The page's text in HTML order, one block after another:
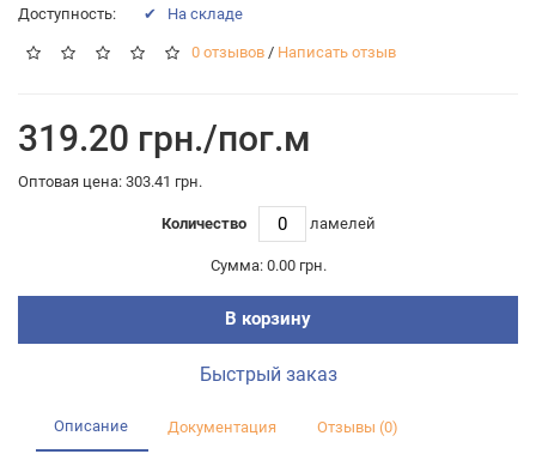
Доступность:
✔ На складе
0 отзывов / Написать отзыв
319.20 грн./пог.м
Оптовая цена: 303.41 грн.
Количество ламелей
Сумма: 0.00 грн.
В корзину
Быстрый заказ
Описание Документация Отзывы (0)